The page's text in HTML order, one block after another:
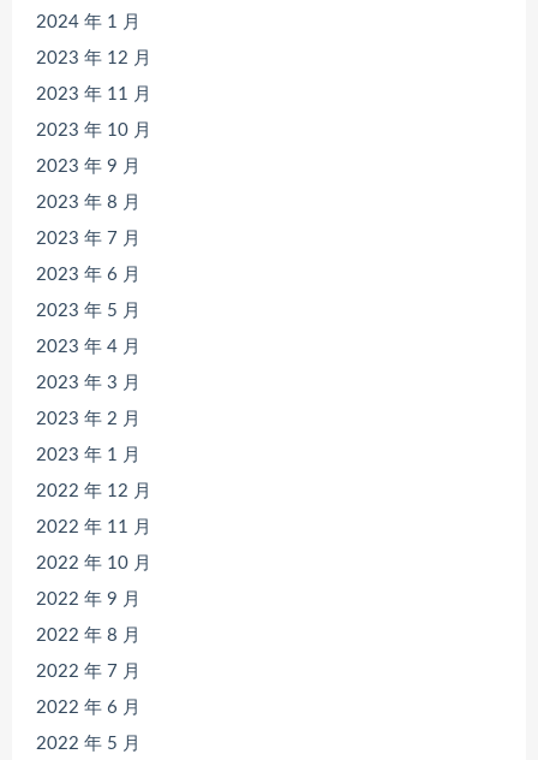
2024 年 1 月
2023 年 12 月
2023 年 11 月
2023 年 10 月
2023 年 9 月
2023 年 8 月
2023 年 7 月
2023 年 6 月
2023 年 5 月
2023 年 4 月
2023 年 3 月
2023 年 2 月
2023 年 1 月
2022 年 12 月
2022 年 11 月
2022 年 10 月
2022 年 9 月
2022 年 8 月
2022 年 7 月
2022 年 6 月
2022 年 5 月